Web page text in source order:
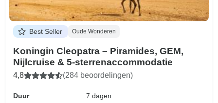
Best Seller Oude Wonderen
Koningin Cleopatra – Piramides, GEM,
Nijlcruise & 5-sterrenaccommodatie
4,8 (284 beoordelingen)
Duur
7 dagen